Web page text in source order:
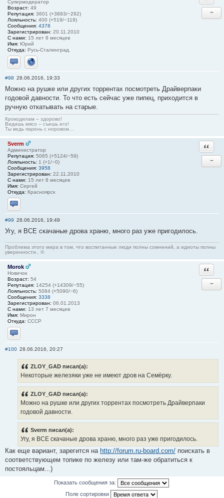
Супермодератор
Возраст: 49
Репутация: 3601 (+3893/−292)
Лояльность: 400 (+519/−119)
Сообщения: 4378
Зарегистрирован: 20.11.2010
С нами: 15 лет 8 месяцев
Имя: Юрий
Откуда: Русь-Сталинград.
Отправить личное сообщение
Сайт
−
#98 28.06.2016, 19:33
Можно на рушке или других торрентах посмотреть Драйверпаки
годовой давности. То что есть сейчас уже пипец, приходится в
ручную откатывать на старые.
Крокодилам – здорово!
Видишь мясо – съешь его!
Ты ведь парень с норовом…
Sverm
Администратор
Репутация: 5065 (+5124/−59)
Лояльность: 1 (+1/−0)
Сообщения: 3958
Зарегистрирован: 22.11.2010
С нами: 15 лет 8 месяцев
Имя: Сергей
Откуда: Красноярск
Отправить личное сообщение
−
#99 28.06.2016, 19:49
Угу, я ВСЕ скачаные дрова храню, много раз уже пригодилось.
Проблема этого мира в том, что воспитанные люди полны сомнений, а идиоты полны
уверенности.. ©
Morok
Новичок
Возраст: 54
Репутация: 14254 (+14309/−55)
Лояльность: 5084 (+5090/−6)
Сообщения: 3338
Зарегистрирован: 06.01.2013
С нами: 13 лет 7 месяцев
Имя: Мирон
Откуда: СССР
Отправить личное сообщение
−
#100 28.06.2016, 20:27
ZLOY_GAD писал(а):
Некоторые железяки уже не имеют дров на Семёрку.
ZLOY_GAD писал(а):
Можно на рушке или других торрентах посмотреть Драйверпаки
годовой давности.
Sverm писал(а):
Угу, я ВСЕ скачаные дрова храню, много раз уже пригодилось.
Как еще вариант, зарегится на http://forum.ru-board.com/ поискать в
соответствующем топике по железу или там-же обратиться к
постояльцам...)
Показать сообщения за:
Поле сортировки